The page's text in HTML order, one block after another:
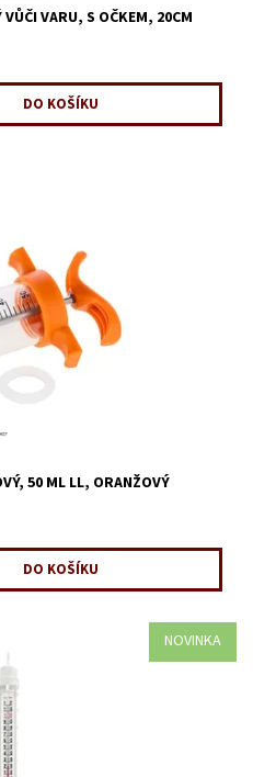
VARU, S OČKEM, 20CM
50 ML LL, ORANŽOVÝ
NOVINKA